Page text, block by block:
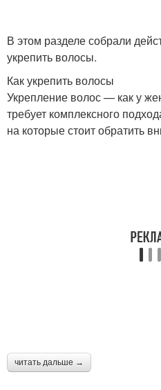
В этом разделе собрали
укрепить волосы.
Как укрепить волосы
Укрепление волос — как у
требует комплексного
на которые стоит обратить
читать дальше →